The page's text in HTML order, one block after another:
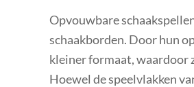
Opvouwbare
schaakborden. Door hun
kleiner formaat, waardoor
Hoewel de speelvlakken